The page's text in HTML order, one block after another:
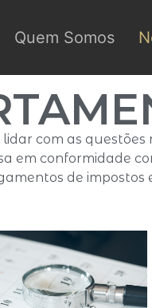
Quem Somos
com as
conformidade
de impostos